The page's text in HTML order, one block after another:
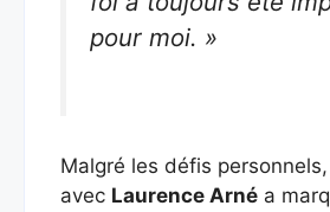
pour moi. »
Malgré les défis
avec Laurence Arné a